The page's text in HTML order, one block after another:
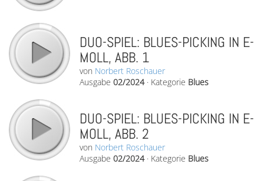
DUO-SPIEL: BLUES-PICKING IN E-
MOLL, ABB. 1
von Norbert Roschauer
Ausgabe 02/2024· Kategorie Blues
DUO-SPIEL: BLUES-PICKING IN E-
MOLL, ABB. 2
von Norbert Roschauer
Ausgabe 02/2024· Kategorie Blues